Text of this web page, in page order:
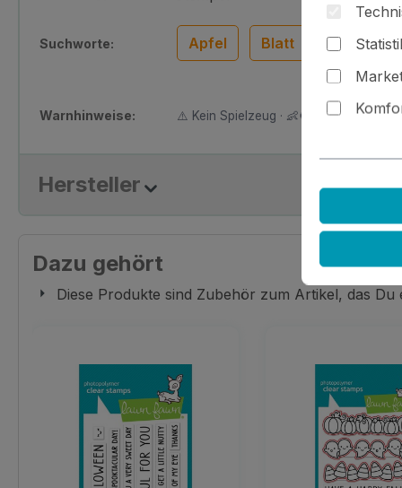
Suchworte: Apfel Blatt Blätter
Warnhinweise: ⚠️ Kein Spielzeug · 👶🚫 Nicht für
Hersteller
Dazu gehört
Diese Produkte sind Zubehör zum Artikel, das